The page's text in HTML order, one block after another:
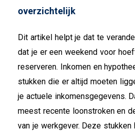
overzichtelijk
Dit artikel helpt je dat te
dat je er een weekend voor
reserveren. Inkomen en
stukken die er altijd moeten
je actuele inkomensgegevens.
meest recente loonstroken en
van je werkgever. Deze stukken